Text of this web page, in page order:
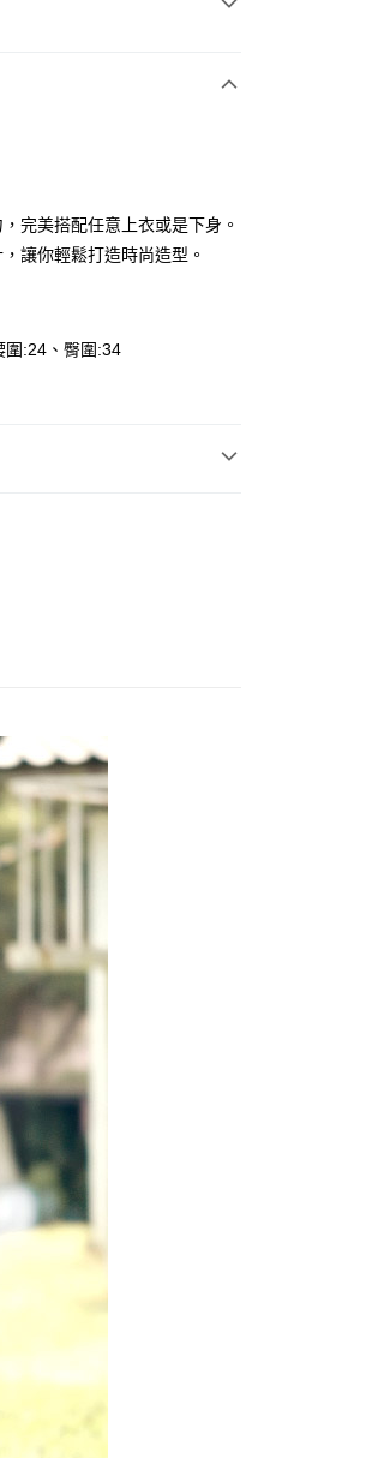
款」的支付方式。 讓您購物簡單
，方視為交易完成。
費，但若您需要取消訂單，請聯
訂單仍視為有效，需透過AFTEE
之結帳頁面顯示為準，若有關於
關疑問，請聯繫「AFTEE先享後
support/home
「AFTEE先享後付」服務完成之
資料，並將交易相關給付款項請
網址：
人或監護人之同意方可使用
引起之損失，本公司不負相關責
個別帳號之用戶狀況，依本公司
度不足之情形，本公司將視審查
訊註冊。若發現惡意使用之情
用戶之使用額度並採取法律行
免運費
運費
免運費
完美搭配任意上衣或是下身。
讓你輕鬆打造時尚造型。
圍:24、臀圍:34